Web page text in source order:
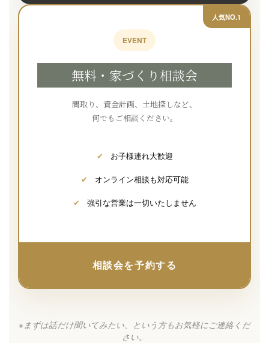
人気NO.1
EVENT
無料・家づくり相談会
間取り、資金計画、土地探しなど、
何でもご相談ください。
✔ お子様連れ大歓迎
✔ オンライン相談も対応可能
✔ 強引な営業は一切いたしません
相談会を予約する
※まずは話だけ聞いてみたい、という方もお気軽にご連絡くだ
さい。